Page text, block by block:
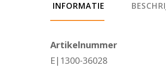
INFORMATIE
Artikelnummer
E|1300-36028